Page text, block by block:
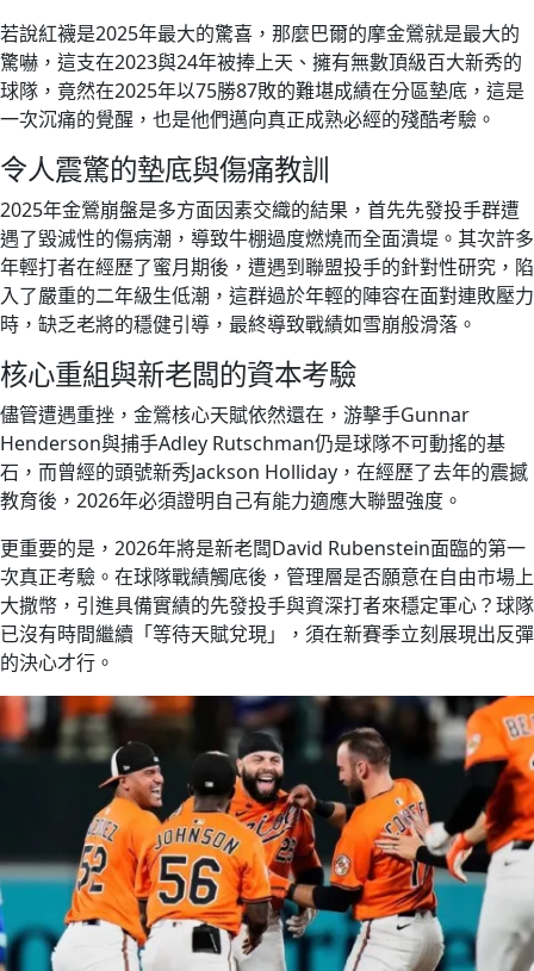
若說紅襪是2025年最大的驚喜，那麼巴爾的摩金鶯就是最大的
驚嚇，這支在2023與24年被捧上天、擁有無數頂級百大新秀的
球隊，竟然在2025年以75勝87敗的難堪成績在分區墊底，這是
一次沉痛的覺醒，也是他們邁向真正成熟必經的殘酷考驗。
令人震驚的墊底與傷痛教訓
2025年金鶯崩盤是多方面因素交織的結果，首先先發投手群遭
遇了毀滅性的傷病潮，導致牛棚過度燃燒而全面潰堤。其次許多
年輕打者在經歷了蜜月期後，遭遇到聯盟投手的針對性研究，陷
入了嚴重的二年級生低潮，這群過於年輕的陣容在面對連敗壓力
時，缺乏老將的穩健引導，最終導致戰績如雪崩般滑落。
核心重組與新老闆的資本考驗
儘管遭遇重挫，金鶯核心天賦依然還在，游擊手Gunnar
Henderson與捕手Adley Rutschman仍是球隊不可動搖的基
石，而曾經的頭號新秀Jackson Holliday，在經歷了去年的震撼
教育後，2026年必須證明自己有能力適應大聯盟強度。
更重要的是，2026年將是新老闆David Rubenstein面臨的第一
次真正考驗。在球隊戰績觸底後，管理層是否願意在自由市場上
大撒幣，引進具備實績的先發投手與資深打者來穩定軍心？球隊
已沒有時間繼續「等待天賦兌現」，須在新賽季立刻展現出反彈
的決心才行。